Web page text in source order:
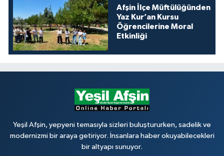
Afşin İlçe Müftülüğünden
Yaz Kur’an Kursu
Öğrencilerine Moral
Etkinliği
Yeşil Afşin, yepyeni temasıyla sizleri buluştururken, sadelik ve
modernizmi bir araya getiriyor. İnsanlara haber okuyabilecekleri
bir altyapı sunuyor.